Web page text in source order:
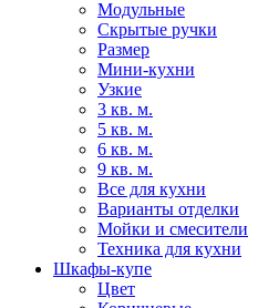
Модульные
Скрытые ручки
Размер
Мини-кухни
Узкие
3 кв. м.
5 кв. м.
6 кв. м.
9 кв. м.
Все для кухни
Варианты отделки
Мойки и смесители
Техника для кухни
Шкафы-купе
Цвет